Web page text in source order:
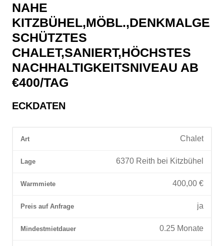
NAHE
KITZBÜHEL,MÖBL.,DENKMALGE
SCHÜTZTES
CHALET,SANIERT,HÖCHSTES
NACHHALTIGKEITSNIVEAU AB
€400/TAG
ECKDATEN
Art Chalet
Lage 6370 Reith bei Kitzbühel
Warmmiete 400,00 €
Preis auf Anfrage ja
Mindestmietdauer 0.25 Monate